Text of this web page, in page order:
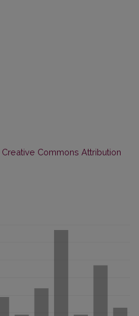
Creative Commons Attribution